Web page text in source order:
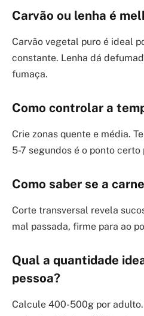
Carvão ou lenha é
Carvão vegetal puro é ideal
constante. Lenha dá
fumaça.
Como controlar a
Crie zonas quente e média.
5-7 segundos é o ponto certo
Como saber se a
Corte transversal revela
mal passada, firme para ao
Qual a quantidade
pessoa?
Calcule 400-500g por